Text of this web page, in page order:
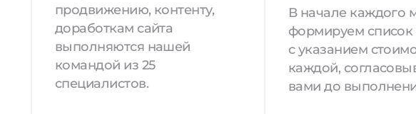
продвижению, контенту,
доработкам сайта
выполняются нашей
командой из 25
специалистов.
В начале каждого
формируем список
с указанием
каждой,
вами до